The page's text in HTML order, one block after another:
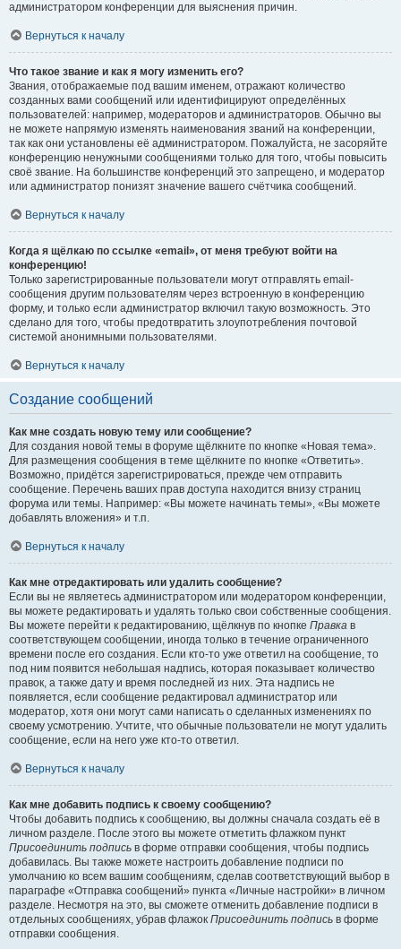
администратором конференции для выяснения причин.
Вернуться к началу
Что такое звание и как я могу изменить его?
Звания, отображаемые под вашим именем, отражают количество
созданных вами сообщений или идентифицируют определённых
пользователей: например, модераторов и администраторов. Обычно вы
не можете напрямую изменять наименования званий на конференции,
так как они установлены её администратором. Пожалуйста, не засоряйте
конференцию ненужными сообщениями только для того, чтобы повысить
своё звание. На большинстве конференций это запрещено, и модератор
или администратор понизят значение вашего счётчика сообщений.
Вернуться к началу
Когда я щёлкаю по ссылке «email», от меня требуют войти на
конференцию!
Только зарегистрированные пользователи могут отправлять email-
сообщения другим пользователям через встроенную в конференцию
форму, и только если администратор включил такую возможность. Это
сделано для того, чтобы предотвратить злоупотребления почтовой
системой анонимными пользователями.
Вернуться к началу
Создание сообщений
Как мне создать новую тему или сообщение?
Для создания новой темы в форуме щёлкните по кнопке «Новая тема».
Для размещения сообщения в теме щёлкните по кнопке «Ответить».
Возможно, придётся зарегистрироваться, прежде чем отправить
сообщение. Перечень ваших прав доступа находится внизу страниц
форума или темы. Например: «Вы можете начинать темы», «Вы можете
добавлять вложения» и т.п.
Вернуться к началу
Как мне отредактировать или удалить сообщение?
Если вы не являетесь администратором или модератором конференции,
вы можете редактировать и удалять только свои собственные сообщения.
Вы можете перейти к редактированию, щёлкнув по кнопке Правка в
соответствующем сообщении, иногда только в течение ограниченного
времени после его создания. Если кто-то уже ответил на сообщение, то
под ним появится небольшая надпись, которая показывает количество
правок, а также дату и время последней из них. Эта надпись не
появляется, если сообщение редактировал администратор или
модератор, хотя они могут сами написать о сделанных изменениях по
своему усмотрению. Учтите, что обычные пользователи не могут удалить
сообщение, если на него уже кто-то ответил.
Вернуться к началу
Как мне добавить подпись к своему сообщению?
Чтобы добавить подпись к сообщению, вы должны сначала создать её в
личном разделе. После этого вы можете отметить флажком пункт
Присоединить подпись в форме отправки сообщения, чтобы подпись
добавилась. Вы также можете настроить добавление подписи по
умолчанию ко всем вашим сообщениям, сделав соответствующий выбор в
параграфе «Отправка сообщений» пункта «Личные настройки» в личном
разделе. Несмотря на это, вы сможете отменить добавление подписи в
отдельных сообщениях, убрав флажок Присоединить подпись в форме
отправки сообщения.